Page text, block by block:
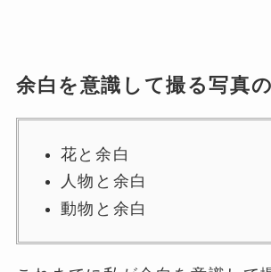
余白を意識して撮る写真
花と余白
人物と余白
動物と余白